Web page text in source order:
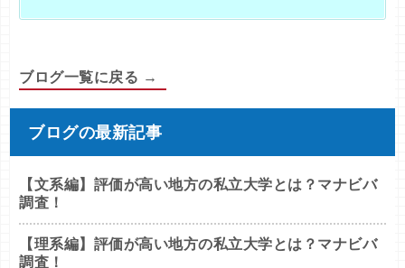
ブログ一覧に戻る →
ブログの最新記事
【文系編】評価が高い地方の私立大学とは？マナビバ
調査！
【理系編】評価が高い地方の私立大学とは？マナビバ
調査！